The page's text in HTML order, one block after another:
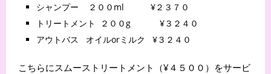
シャンプー ２００ml
¥２３７０
トリートメント
２００g
¥３２４０
アウトバス
オイルorミルク ¥３２４０
こちらにスムーストリートメント（¥４５００）をサービ